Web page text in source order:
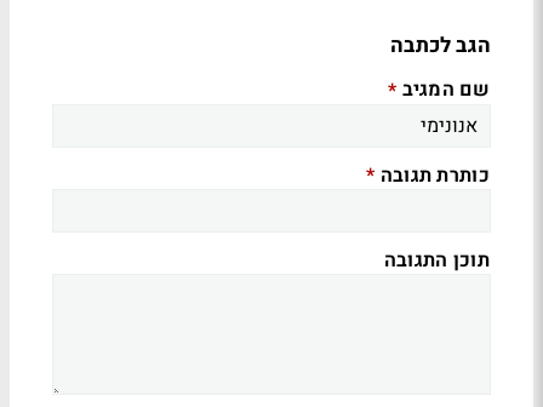
הגב לכתבה
שם המגיב *
כותרת תגובה *
תוכן התגובה